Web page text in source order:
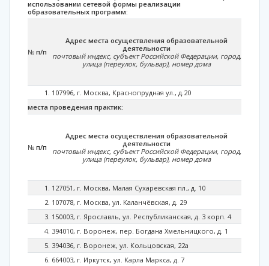
использовании сетевой формы реализации
образовательных программ:
№ п/п
Адрес места осуществления образовательной
деятельности
почтовый индекс, субъект Российской Федерации, город,
улица (переулок, бульвар), номер дома
107996, г. Москва, Краснопрудная ул., д.20
места проведения практик:
№ п/п
Адрес места осуществления образовательной
деятельности
почтовый индекс, субъект Российской Федерации, город,
улица (переулок, бульвар), номер дома
127051, г. Москва, Малая Сухаревская пл., д. 10
107078, г. Москва, ул. Каланчёвская, д. 29
150003, г. Ярославль, ул. Республиканская, д. 3 корп. 4
394010, г. Воронеж, пер. Богдана Хмельницкого, д. 1
394036, г. Воронеж, ул. Кольцовская, 22а
664003, г. Иркутск, ул. Карла Маркса, д. 7